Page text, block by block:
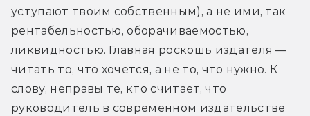
уступают твоим собственным), а не ими, так
рентабельностью, оборачиваемостью,
ликвидностью. Главная роскошь издателя —
читать то, что хочется, а не то, что нужно. К
слову, неправы те, кто считает, что
руководитель в современном издательстве